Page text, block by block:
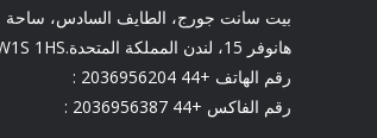
بيت سانت جورج، الطايف السادس، ساحة
هانوفر 15، لندن المملكة المتحدة.W1S 1HS ،
رقم الهاتف +44 2036956204 :
رقم الفاكس +44 2036956387 :